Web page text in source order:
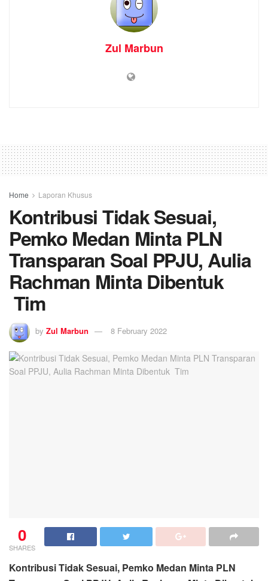
Zul Marbun
Home Laporan Khusus
Kontribusi Tidak Sesuai,
Pemko Medan Minta PLN
Transparan Soal PPJU, Aulia
Rachman Minta Dibentuk
Tim
by Zul Marbun 8 February 2022
0
SHARES
Kontribusi Tidak Sesuai, Pemko Medan Minta PLN